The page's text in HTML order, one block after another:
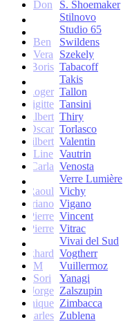
Don
S. Shoemaker
Stilnovo
Studio 65
Ben
Swildens
Vera
Szekely
Boris Tabacoff
Takis
Roger Tallon
Brigitte Tansini
Albert Thiry
Oscar Torlasco
Gilbert Valentin
Line Vautrin
Carla Venosta
Verre Lumière
Raoul Vichy
Vittoriano Vigano
Jean-Pierre Vincent
Jean-Pierre Vitrac
Vivai del Sud
Burkhard Vogtherr
M
Vuillermoz
Sori
Yanagi
Jorge Zalszupin
Dominique Zimbacca
Charles Zublena